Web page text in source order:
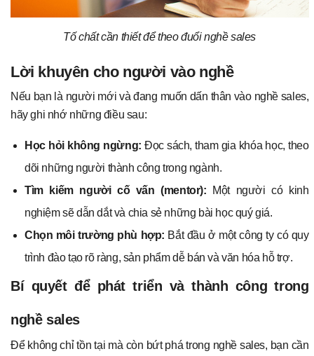
Tố chất cần thiết để theo đuổi nghề sales
Lời khuyên cho người vào nghề
Nếu bạn là người mới và đang muốn dấn thân vào nghề sales,
hãy ghi nhớ những điều sau:
Học hỏi không ngừng: Đọc sách, tham gia khóa học, theo
dõi những người thành công trong ngành.
Tìm kiếm người cố vấn (mentor): Một người có kinh
nghiệm sẽ dẫn dắt và chia sẻ những bài học quý giá.
Chọn môi trường phù hợp: Bắt đầu ở một công ty có quy
trình đào tạo rõ ràng, sản phẩm dễ bán và văn hóa hỗ trợ.
Bí quyết để phát triển và thành công trong
nghề sales
Để không chỉ tồn tại mà còn bứt phá trong nghề sales, bạn cần